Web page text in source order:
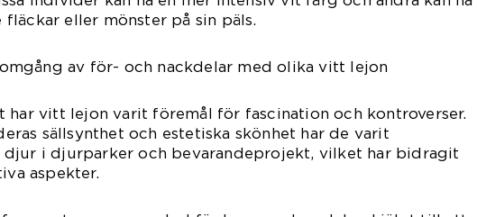
fläckar eller mönster på sin päls.
av för- och nackdelar med olika vitt lejon
har vitt lejon varit föremål för fascination och kontroverser.
sällsynthet och estetiska skönhet har de varit
i djurparker och bevarandeprojekt, vilket har bidragit
aspekter.